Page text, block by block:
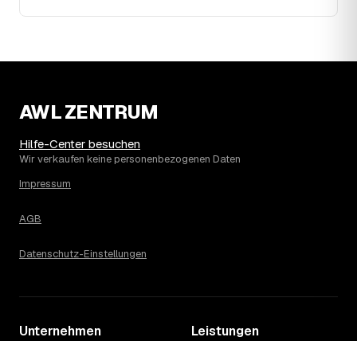
2023. Eine Prognose lässt sich daraus nicht ableiten,
davon, wie sich der Markt weiterentwickelt.
Die Spanne ergibt sich vor allem aus Menge und
eher am unteren Ende, eine voll möblierte Wohnung mit
Etage ohne Aufzug oder viel Sperrmüll eher am oberen.
Auch anrechenbare Wertgegenstände oder ein hoher
Betrag für Ihren Fall erfahren Sie erst nach einer kurzen,
AWL ZENTRUM
Hilfe-Center besuchen
Wir verkaufen keine personenbezogenen Daten
Impressum
AGB
Datenschutz-Einstellungen
Unternehmen Leistungen